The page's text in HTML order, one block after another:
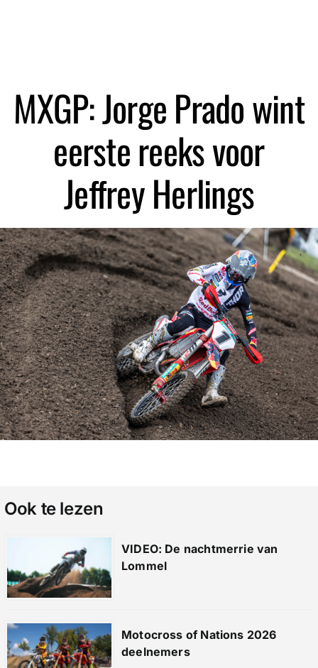
MXGP: Jorge Prado wint
eerste reeks voor
Jeffrey Herlings
Ook te lezen
VIDEO: De nachtmerrie van
Lommel
Motocross of Nations 2026
deelnemers